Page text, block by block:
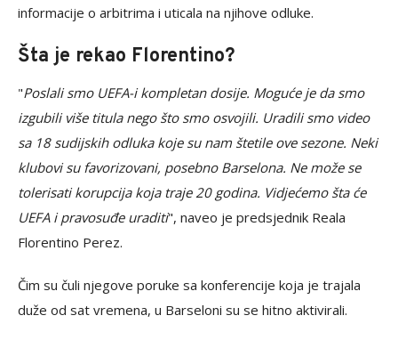
informacije o arbitrima i uticala na njihove odluke.
Šta je rekao Florentino?
"Poslali smo UEFA-i kompletan dosije. Moguće je da smo
izgubili više titula nego što smo osvojili. Uradili smo video
sa 18 sudijskih odluka koje su nam štetile ove sezone. Neki
klubovi su favorizovani, posebno Barselona. Ne može se
tolerisati korupcija koja traje 20 godina. Vidjećemo šta će
UEFA i pravosuđe uraditi", naveo je predsjednik Reala
Florentino Perez.
Čim su čuli njegove poruke sa konferencije koja je trajala
duže od sat vremena, u Barseloni su se hitno aktivirali.